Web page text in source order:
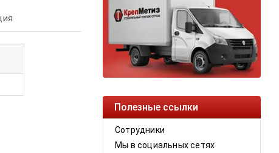
Полезные ссылки
Сотрудники
Мы в социальных сетях